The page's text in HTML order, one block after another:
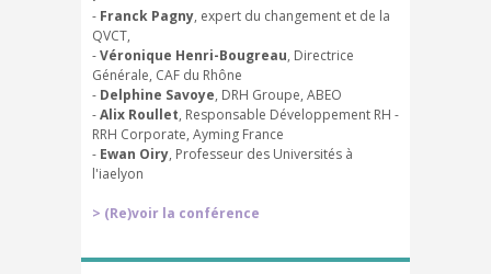
- Franck Pagny, expert du changement et de la
QVCT,
-Véronique Henri-Bougreau, Directrice
Générale, CAF du Rhône
- Delphine Savoye, DRH Groupe, ABEO
-Alix Roullet, Responsable Développement RH -
RRH Corporate, Ayming France
- Ewan Oiry, Professeur des Universités à
l'iaelyon
> (Re)voir la conférence